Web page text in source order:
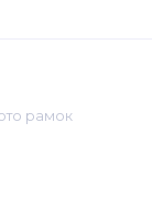
рамок